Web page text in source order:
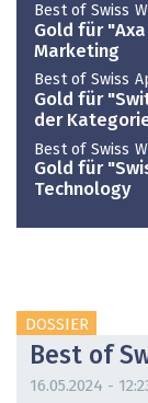
Best of Swiss
Gold für
Marketing
Best of Swiss
Gold für
der
Best of Swiss
Gold für
Technology
DOSSIER
Best of
16.05.2024 -